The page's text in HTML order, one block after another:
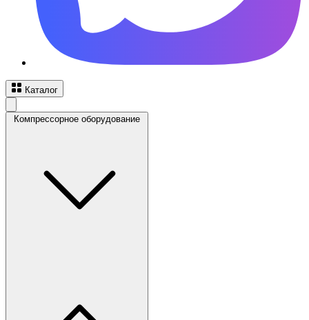
Каталог
Компрессорное оборудование